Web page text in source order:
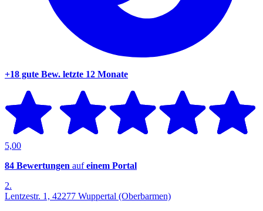
+18 gute Bew. letzte 12 Monate
5,00
84 Bewertungen aufeinem Portal
2.
Lentzestr. 1, 42277 Wuppertal (Oberbarmen)